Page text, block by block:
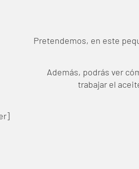
Pretendemos, en este
Además, podrás ver
trabajar el